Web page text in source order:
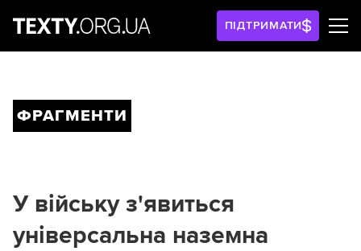
ПІДТРИМАТИ
ФРАГМЕНТИ
У війську з'явиться
універсальна наземна